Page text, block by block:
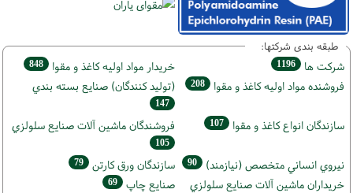
طبقه بندی شرکتها:
شركت ها 1196 خريدار مواد اوليه كاغذ و مقوا 848
فروشنده مواد اوليه كاغذ و مقوا 208 (تولید كنندگان) صنايع بسته بندي
147
سازندگان انواع کاغذ و مقوا 107 فروشندگان ماشين آلات صنايع سلولزي
105
نيروي انساني متخصص (نیازمند) 90 سازندگان ورق كارتن 79
خریداران ماشين آلات صنايع سلولزي صنايع چاپ 69